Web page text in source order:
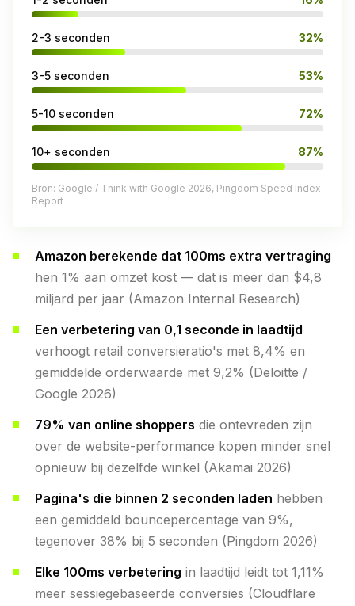
2-3 seconden 32%
3-5 seconden 53%
5-10 seconden 72%
10+ seconden 87%
Bron: Google / Think with Google 2026, Pingdom Speed Index
Report
Amazon berekende dat 100ms extra vertraging
hen 1% aan omzet kost — dat is meer dan $4,8
miljard per jaar (Amazon Internal Research)
Een verbetering van 0,1 seconde in laadtijd
verhoogt retail conversieratio's met 8,4% en
gemiddelde orderwaarde met 9,2% (Deloitte /
Google 2026)
79% van online shoppers die ontevreden zijn
over de website-performance kopen minder snel
opnieuw bij dezelfde winkel (Akamai 2026)
Pagina's die binnen 2 seconden laden hebben
een gemiddeld bouncepercentage van 9%,
tegenover 38% bij 5 seconden (Pingdom 2026)
Elke 100ms verbetering in laadtijd leidt tot 1,11%
meer sessiegebaseerde conversies (Cloudflare